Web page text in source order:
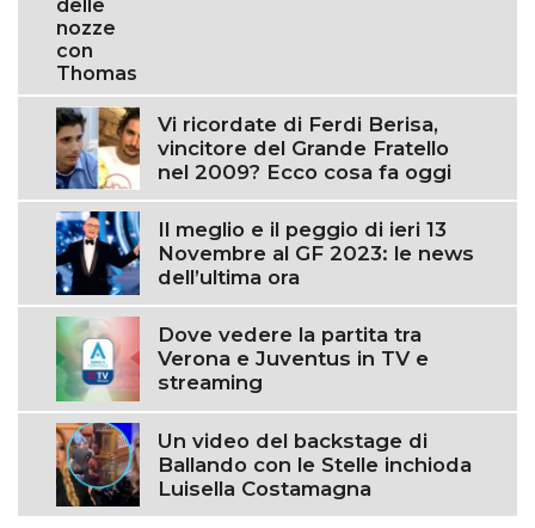
Vi ricordate di Ferdi Berisa,
vincitore del Grande Fratello
nel 2009? Ecco cosa fa oggi
Il meglio e il peggio di ieri 13
Novembre al GF 2023: le news
dell’ultima ora
Dove vedere la partita tra
Verona e Juventus in TV e
streaming
Un video del backstage di
Ballando con le Stelle inchioda
Luisella Costamagna